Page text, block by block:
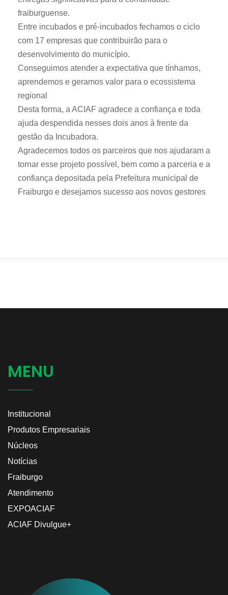
fraiburguense.
Entre incubados e pré-incubados fechamos o ciclo
com 17 empresas que contribuirão para o
desenvolvimento do município.
Conseguimos atender a expectativa que tínhamos,
aprendemos e geramos valor para o ecossistema
regional
Desta forma, a ACIAF agradece a confiança e toda
ajuda despendida nesses dois anos à frente da
gestão da Incubadora.
Agradecemos todos os parceiros que nos ajudaram a
tornar esse projeto possível, bem como a parceria e a
confiança depositada pela Prefeitura municipal de
Fraiburgo e desejamos sucesso aos novos gestores
MENU
Institucional
Produtos Empresariais
Núcleos
Notícias
Fraiburgo
Atendimento
EXPOACIAF
ACIAF Divulgue+